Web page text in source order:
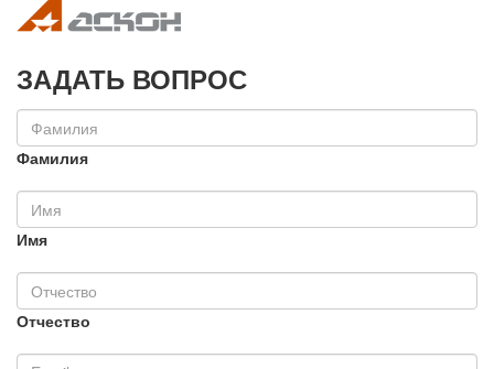
ЗАДАТЬ ВОПРОС
Фамилия
Имя
Отчество